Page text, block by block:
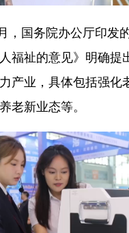
国务院办公厅印发
福祉的意见》明确提
产业，具体包括强化
老新业态等。